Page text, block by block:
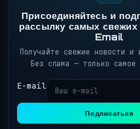
Присоединяйтесь и
рассылку самых свежих
Email
Получайте свежие новости и
Без спама — только самое
E-mail
Подписаться